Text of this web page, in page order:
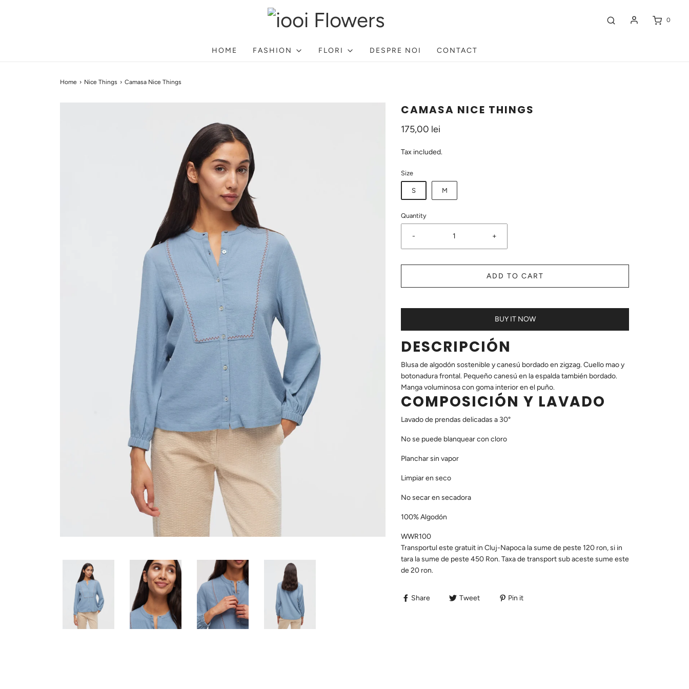
0
HOME FASHION FLORI DESPRE NOI CONTACT
Home › Nice Things › Camasa Nice Things
CAMASA NICE THINGS
175,00 lei
Tax included.
Size
S M
Quantity
- +
ADD TO CART
BUY IT NOW
DESCRIPCIÓN
Blusa de algodón sostenible y canesú bordado en zigzag. Cuello mao y
botonadura frontal. Pequeño canesú en la espalda también bordado.
Manga voluminosa con goma interior en el puño.
COMPOSICIÓN Y LAVADO
Lavado de prendas delicadas a 30°
No se puede blanquear con cloro
Planchar sin vapor
Limpiar en seco
No secar en secadora
100% Algodón
WWR100
Transportul este gratuit in Cluj-Napoca la sume de peste 120 ron, si in
tara la sume de peste 450 Ron. Taxa de transport sub aceste sume este
de 20 ron.
Share Tweet Pin it